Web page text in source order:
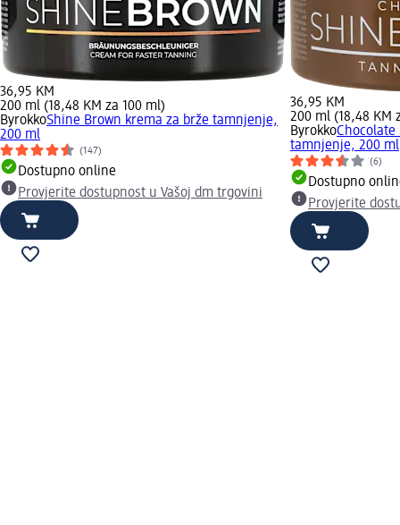
36,95 KM
200 ml (18,48 KM za 100 ml)
ByrokkoShine Brown krema za brže tamnjenje,
200 ml
(147)
Dostupno online
Provjerite dostupnost u Vašoj dm trgovini
36,95 KM
200 ml (18,48 KM
ByrokkoChocolate
tamnjenje, 200 ml
(6)
Dostupno
Provjerite